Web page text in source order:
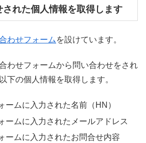
れた個人情報を取得します
わせフォーム を設けています。
わせフォームから問い合わせをされ
下の個人情報を取得します。
ームに入力された名前（HN）
ームに入力されたメールアドレス
ームに入力されたお問合せ内容